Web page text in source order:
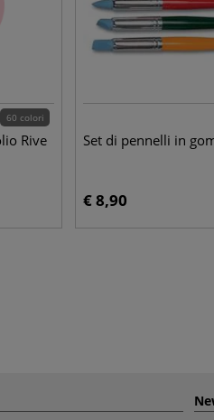
60 colori
Rive
Set di pennelli in
€ 8,90